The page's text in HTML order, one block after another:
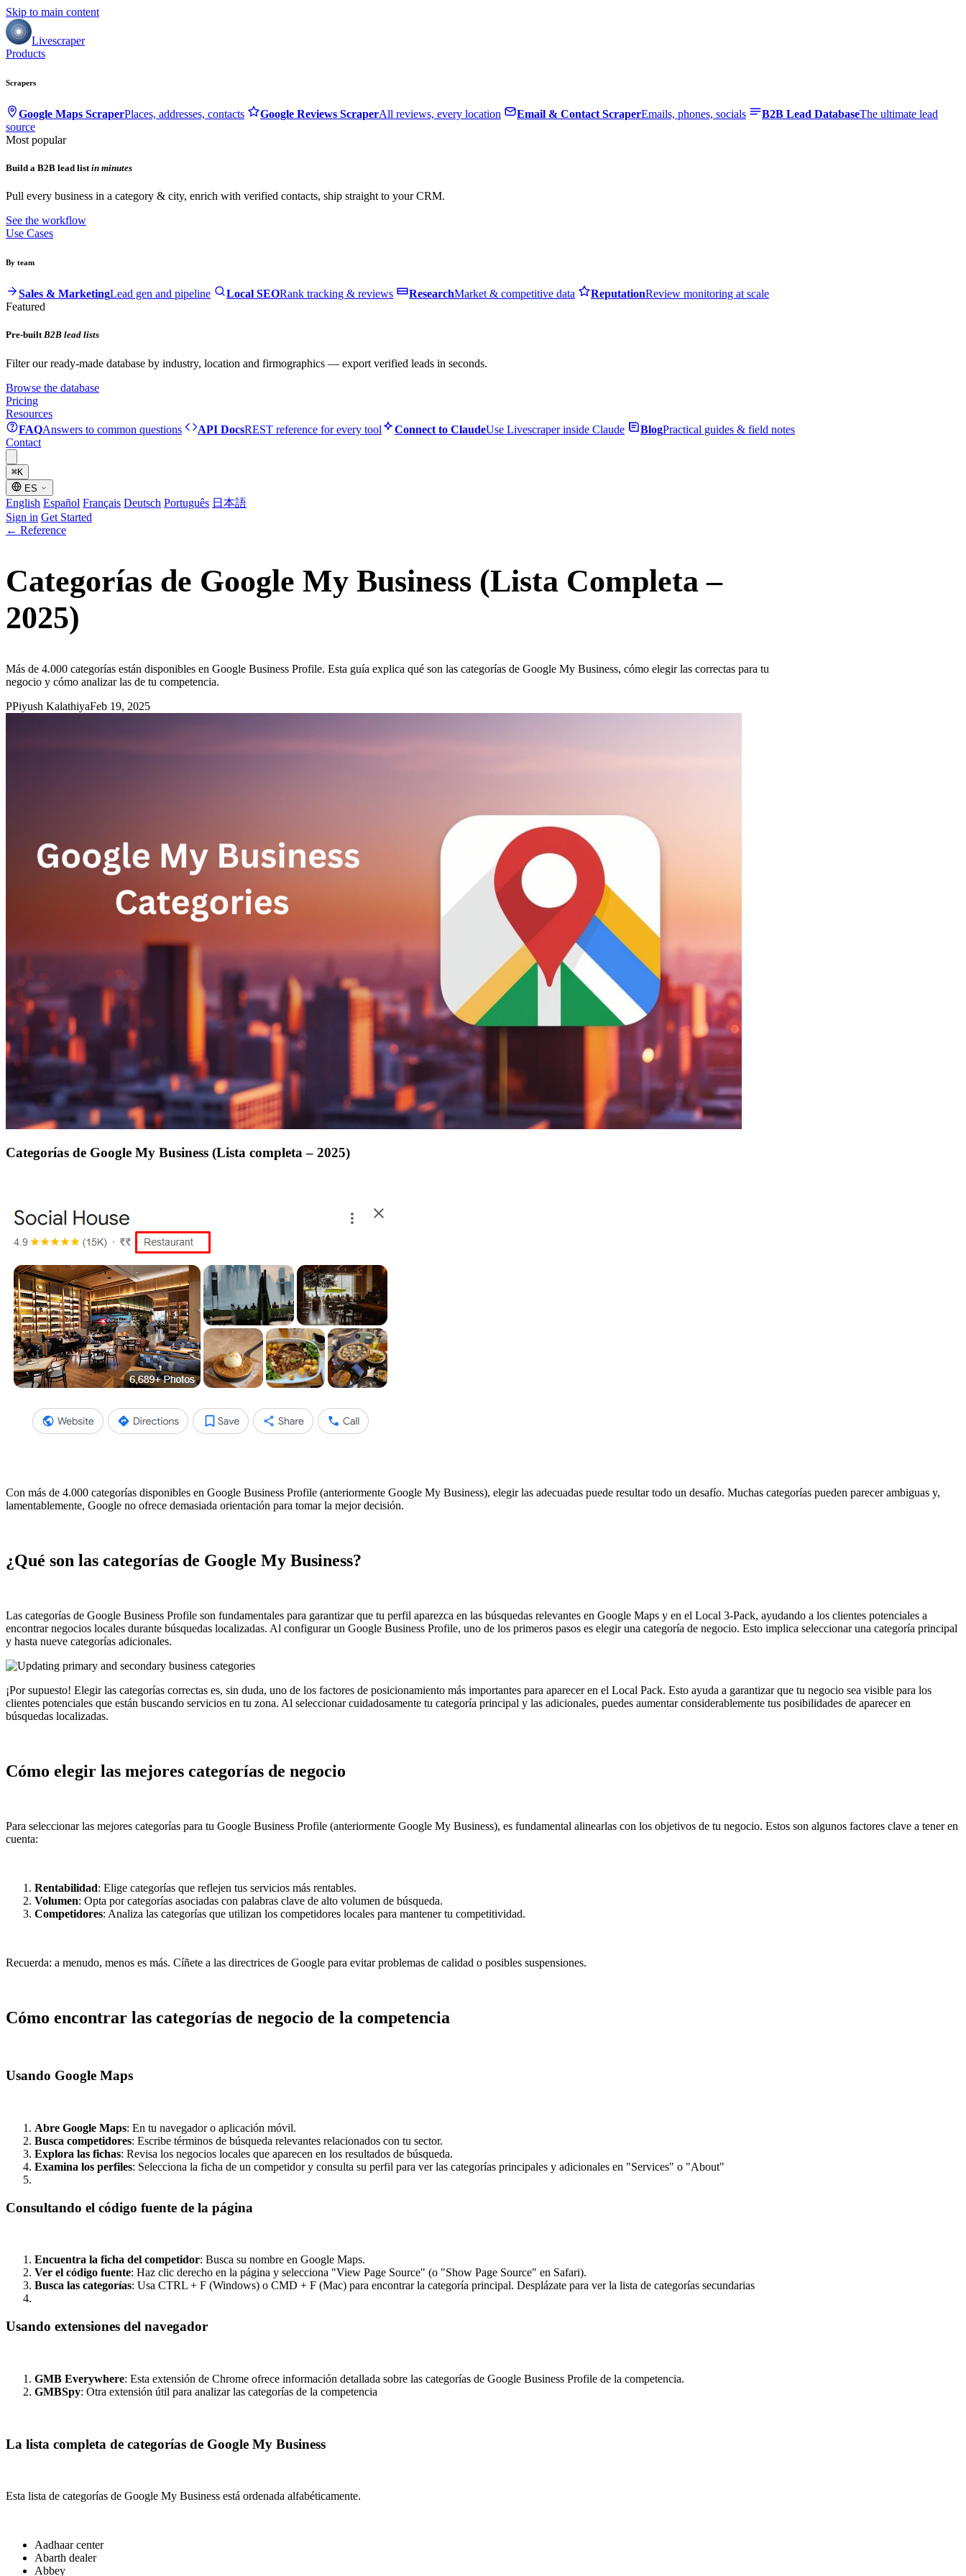
Skip to main content
Livescraper
Products
Scrapers
Google Maps ScraperPlaces, addresses, contacts Google Reviews ScraperAll reviews, every location Email & Contact ScraperEmails, phones, socials B2B Lead DatabaseThe ultimate lead
source
Most popular
Build a B2B lead listin minutes
Pull every business in a category & city, enrich with verified contacts, ship straight to your CRM.
See the workflow
Use Cases
By team
Sales & MarketingLead gen and pipeline Local SEORank tracking & reviews ResearchMarket & competitive data ReputationReview monitoring at scale
Featured
Pre-builtB2B lead lists
Filter our ready-made database by industry, location and firmographics — export verified leads in seconds.
Browse the database
Pricing
Resources
FAQAnswers to common questions API DocsREST reference for every tool Connect to ClaudeUse Livescraper inside Claude BlogPractical guides & field notes
Contact
⌘K
ES
English Español Français Deutsch Português 日本語
Sign in Get Started
← Reference
Categorías de Google My Business (Lista Completa –
2025)
Más de 4.000 categorías están disponibles en Google Business Profile. Esta guía explica qué son las categorías de Google My Business, cómo elegir las correctas para tu
negocio y cómo analizar las de tu competencia.
PPiyush KalathiyaFeb 19, 2025
Categorías de Google My Business (Lista completa – 2025)
Con más de 4.000 categorías disponibles en Google Business Profile (anteriormente Google My Business), elegir las adecuadas puede resultar todo un desafío. Muchas categorías pueden parecer ambiguas y,
lamentablemente, Google no ofrece demasiada orientación para tomar la mejor decisión.
¿Qué son las categorías de Google My Business?
Las categorías de Google Business Profile son fundamentales para garantizar que tu perfil aparezca en las búsquedas relevantes en Google Maps y en el Local 3-Pack, ayudando a los clientes potenciales a
encontrar negocios locales durante búsquedas localizadas. Al configurar un Google Business Profile, uno de los primeros pasos es elegir una categoría de negocio. Esto implica seleccionar una categoría principal
y hasta nueve categorías adicionales.
¡Por supuesto! Elegir las categorías correctas es, sin duda, uno de los factores de posicionamiento más importantes para aparecer en el Local Pack. Esto ayuda a garantizar que tu negocio sea visible para los
clientes potenciales que están buscando servicios en tu zona. Al seleccionar cuidadosamente tu categoría principal y las adicionales, puedes aumentar considerablemente tus posibilidades de aparecer en
búsquedas localizadas.
Cómo elegir las mejores categorías de negocio
Para seleccionar las mejores categorías para tu Google Business Profile (anteriormente Google My Business), es fundamental alinearlas con los objetivos de tu negocio. Estos son algunos factores clave a tener en
cuenta:
Rentabilidad: Elige categorías que reflejen tus servicios más rentables.
Volumen: Opta por categorías asociadas con palabras clave de alto volumen de búsqueda.
Competidores: Analiza las categorías que utilizan los competidores locales para mantener tu competitividad.
Recuerda: a menudo, menos es más. Cíñete a las directrices de Google para evitar problemas de calidad o posibles suspensiones.
Cómo encontrar las categorías de negocio de la competencia
Usando Google Maps
Abre Google Maps: En tu navegador o aplicación móvil.
Busca competidores: Escribe términos de búsqueda relevantes relacionados con tu sector.
Explora las fichas: Revisa los negocios locales que aparecen en los resultados de búsqueda.
Examina los perfiles: Selecciona la ficha de un competidor y consulta su perfil para ver las categorías principales y adicionales en "Services" o "About"
Consultando el código fuente de la página
Encuentra la ficha del competidor: Busca su nombre en Google Maps.
Ver el código fuente: Haz clic derecho en la página y selecciona "View Page Source" (o "Show Page Source" en Safari).
Busca las categorías: Usa CTRL + F (Windows) o CMD + F (Mac) para encontrar la categoría principal. Desplázate para ver la lista de categorías secundarias
Usando extensiones del navegador
GMB Everywhere: Esta extensión de Chrome ofrece información detallada sobre las categorías de Google Business Profile de la competencia.
GMBSpy: Otra extensión útil para analizar las categorías de la competencia
La lista completa de categorías de Google My Business
Esta lista de categorías de Google My Business está ordenada alfabéticamente.
Aadhaar center
Abarth dealer
Abbey